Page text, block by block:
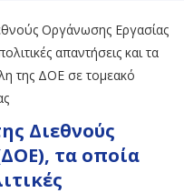
Οργάνωσης Εργασίας
απαντήσεις και τα
της ΔΟΕ σε τομεακό
Διεθνούς
τα οποία